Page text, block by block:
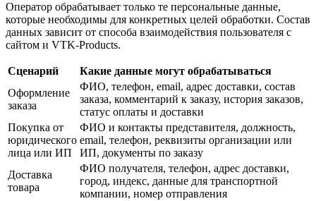
Оператор обрабатывает только те персональные данные,
которые необходимы для конкретных целей обработки. Состав
данных зависит от способа взаимодействия пользователя с
сайтом и VTK-Products.
Сценарий
Какие данные могут обрабатываться
Оформление
заказа
ФИО, телефон, email, адрес доставки, состав
заказа, комментарий к заказу, история заказов,
статус оплаты и доставки
Покупка от
юридического
лица или ИП
ФИО и контакты представителя, должность,
email, телефон, реквизиты организации или
ИП, документы по заказу
Доставка
товара
ФИО получателя, телефон, адрес доставки,
город, индекс, данные для транспортной
компании, номер отправления